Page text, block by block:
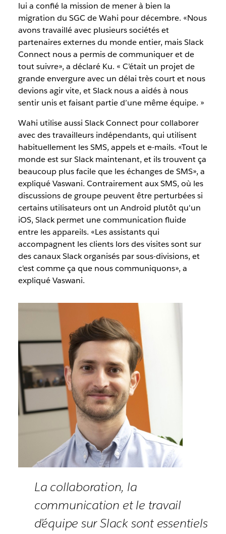
lui a confié la mission de mener à bien la
migration du SGC de Wahi pour décembre. «Nous
avons travaillé avec plusieurs sociétés et
partenaires externes du monde entier, mais Slack
Connect nous a permis de communiquer et de
tout suivre», a déclaré Ku. « C’était un projet de
grande envergure avec un délai très court et nous
devions agir vite, et Slack nous a aidés à nous
sentir unis et faisant partie d’une même équipe. »
Wahi utilise aussi Slack Connect pour collaborer
avec des travailleurs indépendants, qui utilisent
habituellement les SMS, appels et e-mails. «Tout le
monde est sur Slack maintenant, et ils trouvent ça
beaucoup plus facile que les échanges de SMS», a
expliqué Vaswani. Contrairement aux SMS, où les
discussions de groupe peuvent être perturbées si
certains utilisateurs ont un Android plutôt qu'un
iOS, Slack permet une communication fluide
entre les appareils. «Les assistants qui
accompagnent les clients lors des visites sont sur
des canaux Slack organisés par sous-divisions, et
c'est comme ça que nous communiquons», a
expliqué Vaswani.
La collaboration, la
communication et le travail
d’équipe sur Slack sont essentiels